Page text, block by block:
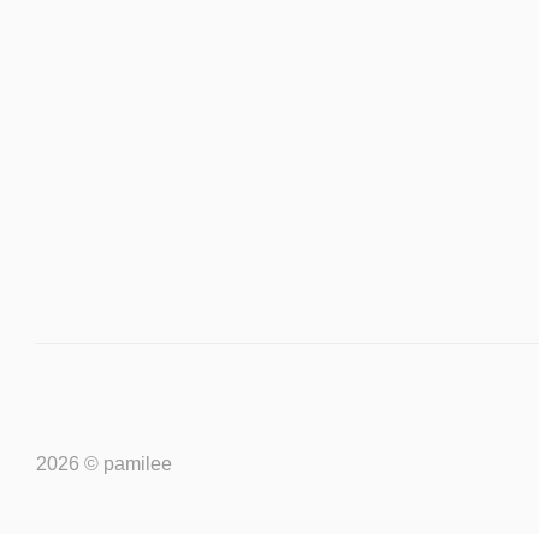
Pantenol (Д-пантенол, провитамин B5), Allantoin
2026 © pamilee